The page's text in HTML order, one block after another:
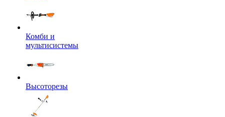
Комби и
мультисистемы
Высоторезы